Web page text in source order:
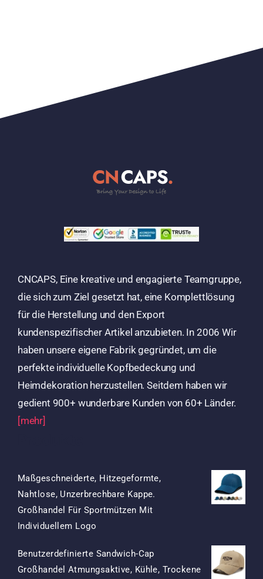
CNCAPS, Eine kreative und engagierte Teamgruppe,
die sich zum Ziel gesetzt hat, eine Komplettlösung
für die Herstellung und den Export
kundenspezifischer Artikel anzubieten. In 2006 Wir
haben unsere eigene Fabrik gegründet, um die
perfekte individuelle Kopfbedeckung und
Heimdekoration herzustellen. Seitdem haben wir
gedient 900+ wunderbare Kunden von 60+ Länder.
[mehr]
Maßgeschneiderte, Hitzegeformte,
Nahtlose, Unzerbrechbare Kappe.
Großhandel Für Sportmützen Mit
Individuellem Logo
War:
$15.50
Ist:
$7.50.
Benutzerdefinierte Sandwich-Cap
Großhandel Atmungsaktive, Kühle, Trockene